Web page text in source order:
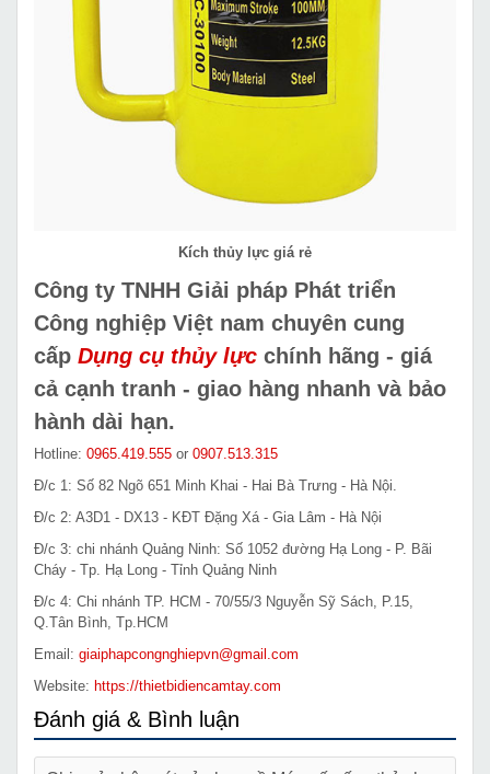
Kích thủy lực giá rẻ
Công ty TNHH Giải pháp Phát triển
Công nghiệp Việt nam chuyên cung
cấp Dụng cụ thủy lực chính hãng - giá
cả cạnh tranh - giao hàng nhanh và bảo
hành dài hạn.
Hotline: 0965.419.555 or 0907.513.315
Đ/c 1: Số 82 Ngõ 651 Minh Khai - Hai Bà Trưng - Hà Nội.
Đ/c 2: A3D1 - DX13 - KĐT Đặng Xá - Gia Lâm - Hà Nội
Đ/c 3: chi nhánh Quảng Ninh: Số 1052 đường Hạ Long - P. Bãi
Cháy - Tp. Hạ Long - Tỉnh Quảng Ninh
Đ/c 4: Chi nhánh TP. HCM - 70/55/3 Nguyễn Sỹ Sách, P.15,
Q.Tân Bình, Tp.HCM
Email: giaiphapcongnghiepvn@gmail.com
Website: https://thietbidiencamtay.com
Đánh giá & Bình luận